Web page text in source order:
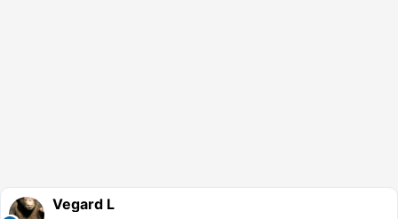
Vegard L